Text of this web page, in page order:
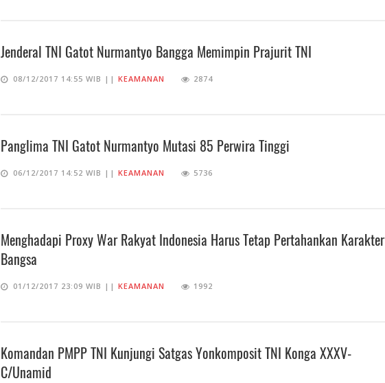
Jenderal TNI Gatot Nurmantyo Bangga Memimpin Prajurit TNI
08/12/2017 14:55 WIB || KEAMANAN 2874
Panglima TNI Gatot Nurmantyo Mutasi 85 Perwira Tinggi
06/12/2017 14:52 WIB || KEAMANAN 5736
Menghadapi Proxy War Rakyat Indonesia Harus Tetap Pertahankan Karakter
Bangsa
01/12/2017 23:09 WIB || KEAMANAN 1992
Komandan PMPP TNI Kunjungi Satgas Yonkomposit TNI Konga XXXV-
C/Unamid